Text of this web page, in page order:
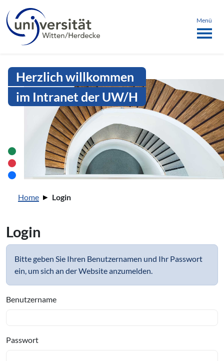
Intranet Uni WH | Login
Menü
Sprachmenü
schließen
Herzlich willkommen
im Intranet der UW/H
Sie sind hier:
Home Login
Login
Bitte geben Sie Ihren Benutzernamen und Ihr Passwort
ein, um sich an der Website anzumelden.
Benutzername
Passwort